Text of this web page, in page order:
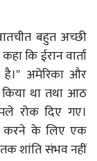
बहुत अच्छी
कि ईरान वार्ता
है।'' अमेरिका और
था तथा आठ
रोक दिए गए।
करने के लिए एक
शांति संभव नहीं